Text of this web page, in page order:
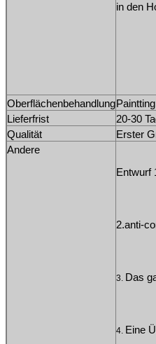
in den
Oberflächenbehandlung
Lieferfrist
20-30
Qualität
Erster
Andere
Entwurf
2.anti-
3. Das
4. Eine